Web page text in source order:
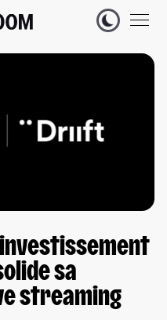
sa
streaming